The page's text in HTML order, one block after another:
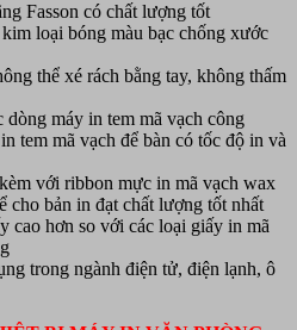
Fasson có chất lượng tốt
loại bóng màu bạc chống xước
thể xé rách bằng tay, không thấm
dòng máy in tem mã vạch công
tem mã vạch để bàn có tốc độ in và
với ribbon mực in mã vạch wax
cho bản in đạt chất lượng tốt nhất
cao hơn so với các loại giấy in mã
trong ngành điện tử, điện lạnh, ô